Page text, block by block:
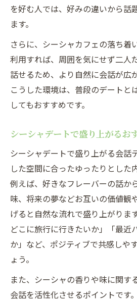
を好む人では、好みの違いから話
ます。
さらに、シーシャカフェの落ち着
利用すれば、周囲を気にせず二人
話せるため、より自然に会話が広
こうした環境は、普段のデートと
してもおすすめです。
シーシャデートで盛り上がるお
シーシャデートで盛り上がる会話
した空間に合ったゆったりとした
例えば、好きなフレーバーの話か
味、将来の夢などお互いの価値観
げると自然な流れで盛り上がりま
どこに旅行に行きたいか」「最近
か」など、ポジティブで共感しや
ょう。
また、シーシャの香りや味に関す
会話を活性化させるポイントです